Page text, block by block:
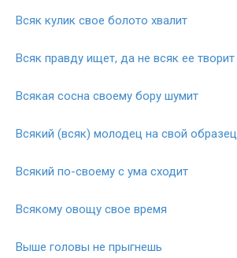
Всяк кулик свое болото хвалит
Всяк правду ищет, да не всяк ее творит
Всякая сосна своему бору шумит
Всякий (всяк) молодец на свой образец
Всякий по-своему с ума сходит
Всякому овощу свое время
Выше головы не прыгнешь